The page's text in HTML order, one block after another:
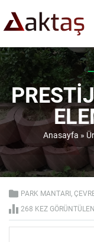
Anasayfa »
PARK MANTARI
268 KEZ